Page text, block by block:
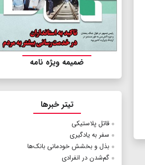
ضمیمه ویژه نامه
تیتر خبرها
قاتل پلاستیکی
سفر به یادگیری
بذل و بخشش خودمانی بانک‌ها
گم‌شدن در انفرادی